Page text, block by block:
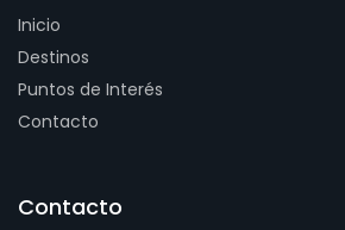
Inicio
Destinos
Puntos de Interés
Contacto
Contacto